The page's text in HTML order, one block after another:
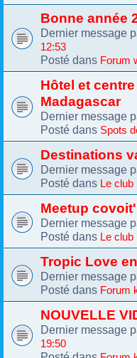
Bonne année
Dernier message
12:53
Posté dans Forum
Hôtel et
Madagascar
Dernier message
Posté dans Spots
Destinations
Dernier message
Posté dans Le club
Meetup
Dernier message
Posté dans Le club
Tropic Love
Dernier message
Posté dans Forum
NOUVELLE
Dernier message
19:50